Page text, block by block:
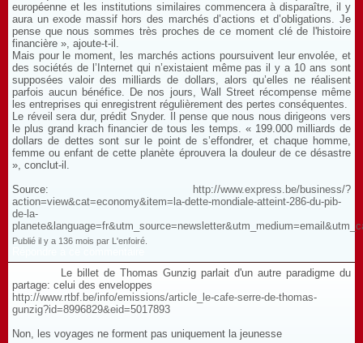
européenne et les institutions similaires commencera à disparaître, il y
aura un exode massif hors des marchés d’actions et d’obligations. Je
pense que nous sommes très proches de ce moment clé de l'histoire
financière », ajoute-t-il.
Mais pour le moment, les marchés actions poursuivent leur envolée, et
des sociétés de l’Internet qui n’existaient même pas il y a 10 ans sont
supposées valoir des milliards de dollars, alors qu’elles ne réalisent
parfois aucun bénéfice. De nos jours, Wall Street récompense même
les entreprises qui enregistrent régulièrement des pertes conséquentes.
Le réveil sera dur, prédit Snyder. Il pense que nous nous dirigeons vers
le plus grand krach financier de tous les temps. « 199.000 milliards de
dollars de dettes sont sur le point de s’effondrer, et chaque homme,
femme ou enfant de cette planète éprouvera la douleur de ce désastre
», conclut-il.
Source:
http://www.express.be/business/?
action=view&cat=economy&item=la-dette-mondiale-atteint-286-du-pib-
de-la-
Publié il y a 136 mois par L'enfoiré.
Le billet de Thomas Gunzig parlait d'un autre paradigme du
partage: celui des enveloppes
http://www.rtbf.be/info/emissions/article_le-cafe-serre-de-thomas-
gunzig?id=8996829&eid=5017893
Non, les voyages ne forment pas uniquement la jeunesse